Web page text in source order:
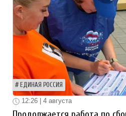
ЕДИНАЯ РОССИЯ
12:26 | 4 августа